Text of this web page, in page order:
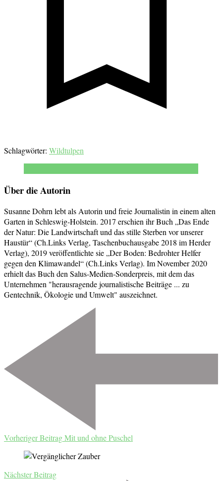
Schlagwörter: Wildtulpen
Über die Autorin
Susanne Dohrn lebt als Autorin und freie Journalistin in einem alten
Garten in Schleswig-Holstein. 2017 erschien ihr Buch „Das Ende
der Natur: Die Landwirtschaft und das stille Sterben vor unserer
Haustür“ (Ch.Links Verlag, Taschenbuchausgabe 2018 im Herder
Verlag), 2019 veröffentlichte sie „Der Boden: Bedrohter Helfer
gegen den Klimawandel“ (Ch.Links Verlag). Im November 2020
erhielt das Buch den Salus-Medien-Sonderpreis, mit dem das
Unternehmen "herausragende journalistische Beiträge ... zu
Gentechnik, Ökologie und Umwelt" auszeichnet.
Beitragsnavigation
Vorheriger BeitragMit und ohne Puschel
Nächster Beitrag